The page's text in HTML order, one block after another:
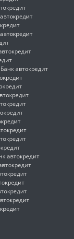
Банк автокредит
автокредит